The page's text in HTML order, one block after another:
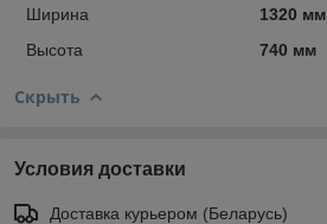
Ширина
1320 мм
Высота
740 мм
Скрыть
Условия доставки
Доставка курьером (Беларусь)